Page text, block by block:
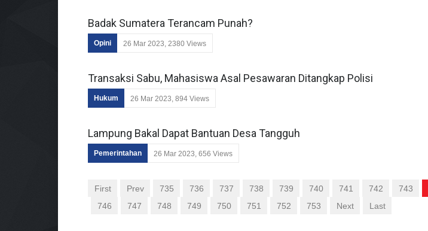
Badak Sumatera Terancam Punah?
Opini 26 Mar 2023, 2380 Views
Transaksi Sabu, Mahasiswa Asal Pesawaran Ditangkap Polisi
Hukum 26 Mar 2023, 894 Views
Lampung Bakal Dapat Bantuan Desa Tangguh
Pemerintahan 26 Mar 2023, 656 Views
First Prev 735 736 737 738 739 740 741 742 743
746
747 748 749 750 751 752 753 Next Last